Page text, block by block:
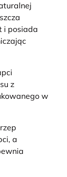
i posiada
z
w
a